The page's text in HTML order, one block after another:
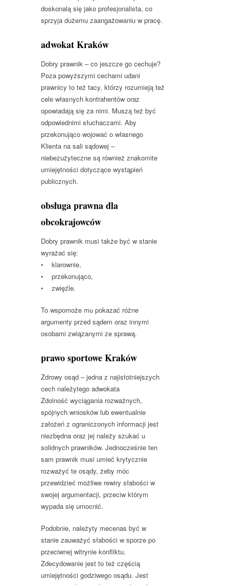
doskonalą się jako profesjonalista, co
sprzyja dużemu zaangażowaniu w pracę.
adwokat Kraków
Dobry prawnik – co jeszcze go cechuje?
Poza powyższymi cechami udani
prawnicy to też tacy, którzy rozumieją też
cele własnych kontrahentów oraz
opowiadają się za nimi. Muszą też być
odpowiednimi słuchaczami. Aby
przekonująco wojować o własnego
Klienta na sali sądowej –
niebezużyteczne są również znakomite
umiejętności dotyczące wystąpień
publicznych.
obsługa prawna dla
obcokrajowców
Dobry prawnik musi także być w stanie
wyrażać się:
• klarownie,
• przekonująco,
• zwięźle.
To wspomoże mu pokazać różne
argumenty przed sądem oraz innymi
osobami związanymi ze sprawą.
prawo sportowe Kraków
Zdrowy osąd – jedna z najistotniejszych
cech należytego adwokata
Zdolność wyciągania rozważnych,
spójnych wniosków lub ewentualnie
założeń z ograniczonych informacji jest
niezbędna oraz jej należy szukać u
solidnych prawników. Jednocześnie ten
sam prawnik musi umieć krytycznie
rozważyć te osądy, żeby móc
przewidzieć możliwe rewiry słabości w
swojej argumentacji, przeciw którym
wypada się umocnić.
Podobnie, należyty mecenas być w
stanie zauważyć słabości w sporze po
przeciwnej witrynie konfliktu.
Zdecydowanie jest to też częścią
umiejętności godziwego osądu. Jest